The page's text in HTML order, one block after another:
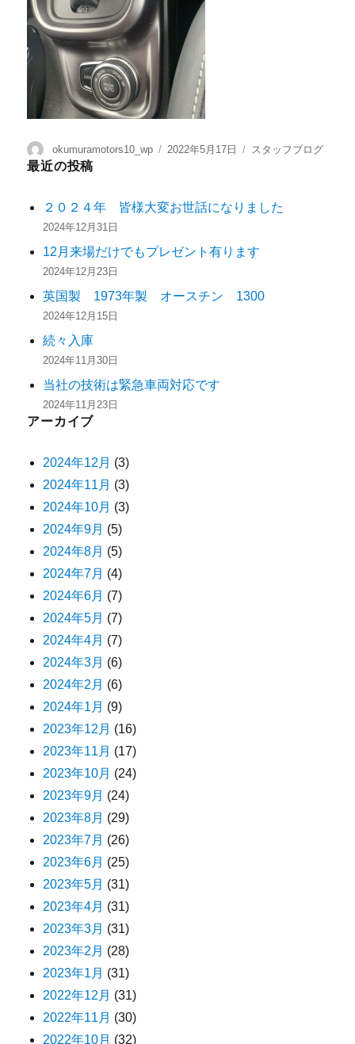
okumuramotors10_wp 2022年5月17日 スタッフブログ
最近の投稿
２０２４年 皆様大変お世話になりました
2024年12月31日
12月来場だけでもプレゼント有ります
2024年12月23日
英国製 1973年製 オースチン 1300
2024年12月15日
続々入庫
2024年11月30日
当社の技術は緊急車両対応です
2024年11月23日
アーカイブ
2024年12月 (3)
2024年11月 (3)
2024年10月 (3)
2024年9月 (5)
2024年8月 (5)
2024年7月 (4)
2024年6月 (7)
2024年5月 (7)
2024年4月 (7)
2024年3月 (6)
2024年2月 (6)
2024年1月 (9)
2023年12月 (16)
2023年11月 (17)
2023年10月 (24)
2023年9月 (24)
2023年8月 (29)
2023年7月 (26)
2023年6月 (25)
2023年5月 (31)
2023年4月 (31)
2023年3月 (31)
2023年2月 (28)
2023年1月 (31)
2022年12月 (31)
2022年11月 (30)
2022年10月 (32)